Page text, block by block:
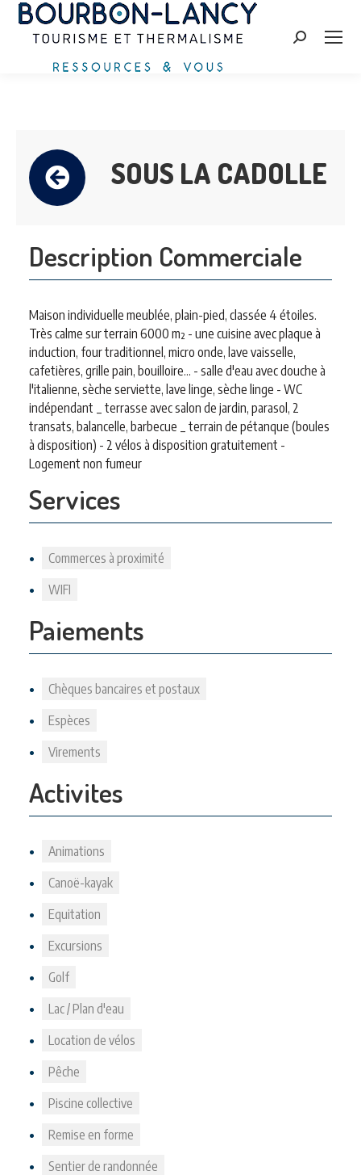
Search:
SOUS LA CADOLLE
Description Commerciale
Maison individuelle meublée, plain-pied, classée 4 étoiles.
Très calme sur terrain 6000 m² - une cuisine avec plaque à
induction, four traditionnel, micro onde, lave vaisselle,
cafetières, grille pain, bouilloire... - salle d'eau avec douche à
l'italienne, sèche serviette, lave linge, sèche linge - WC
indépendant _ terrasse avec salon de jardin, parasol, 2
transats, balancelle, barbecue _ terrain de pétanque (boules
à disposition) - 2 vélos à disposition gratuitement -
Logement non fumeur
Services
Commerces à proximité
WIFI
Paiements
Chèques bancaires et postaux
Espèces
Virements
Activites
Animations
Canoë-kayak
Equitation
Excursions
Golf
Lac / Plan d'eau
Location de vélos
Pêche
Piscine collective
Remise en forme
Sentier de randonnée